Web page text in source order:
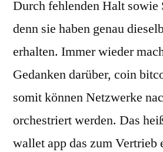
Durch fehlenden Halt sowie
denn sie haben genau
erhalten. Immer wieder
Gedanken darüber, coin
somit können Netzwerke
orchestriert werden. Das
wallet app das zum Vertrieb